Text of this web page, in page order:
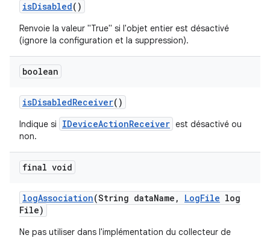
isDisabled()
Renvoie la valeur "True" si l'objet entier est désactivé
(ignore la configuration et la suppression).
boolean
isDisabledReceiver()
Indique si IDeviceActionReceiver est désactivé ou
non.
final void
logAssociation(String dataName , LogFile log
File)
Ne pas utiliser dans l'implémentation du collecteur de